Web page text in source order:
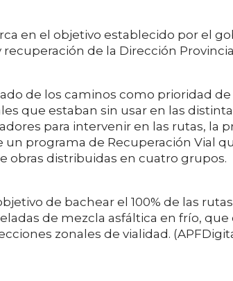
en el objetivo establecido por el
de la Dirección
de los caminos como prioridad
que estaban sin usar en las
para intervenir en las rutas, la
un programa de Recuperación Vial
obras distribuidas en cuatro grupos.
de bachear el 100% de las
de mezcla asfáltica en frío,
zonales de vialidad.